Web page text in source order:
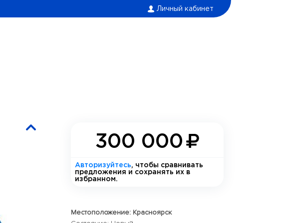
Личный кабинет
300 000
Авторизуйтесь, чтобы сравнивать
предложения и сохранять их в
избранном.
Местоположение: Красноярск